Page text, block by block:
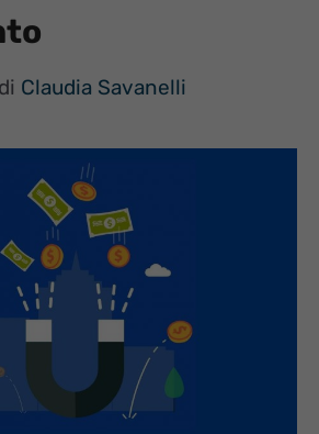
di Claudia Savanelli